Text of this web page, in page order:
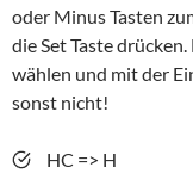
oder Minus Tasten
die Set Taste
wählen und mit der
sonst nicht!
HC => H